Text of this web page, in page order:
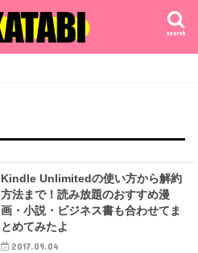
search
Kindle Unlimitedの使い方から解約
方法まで！読み放題のおすすめ漫
画・小説・ビジネス書も合わせてま
とめてみたよ
2017.09.04